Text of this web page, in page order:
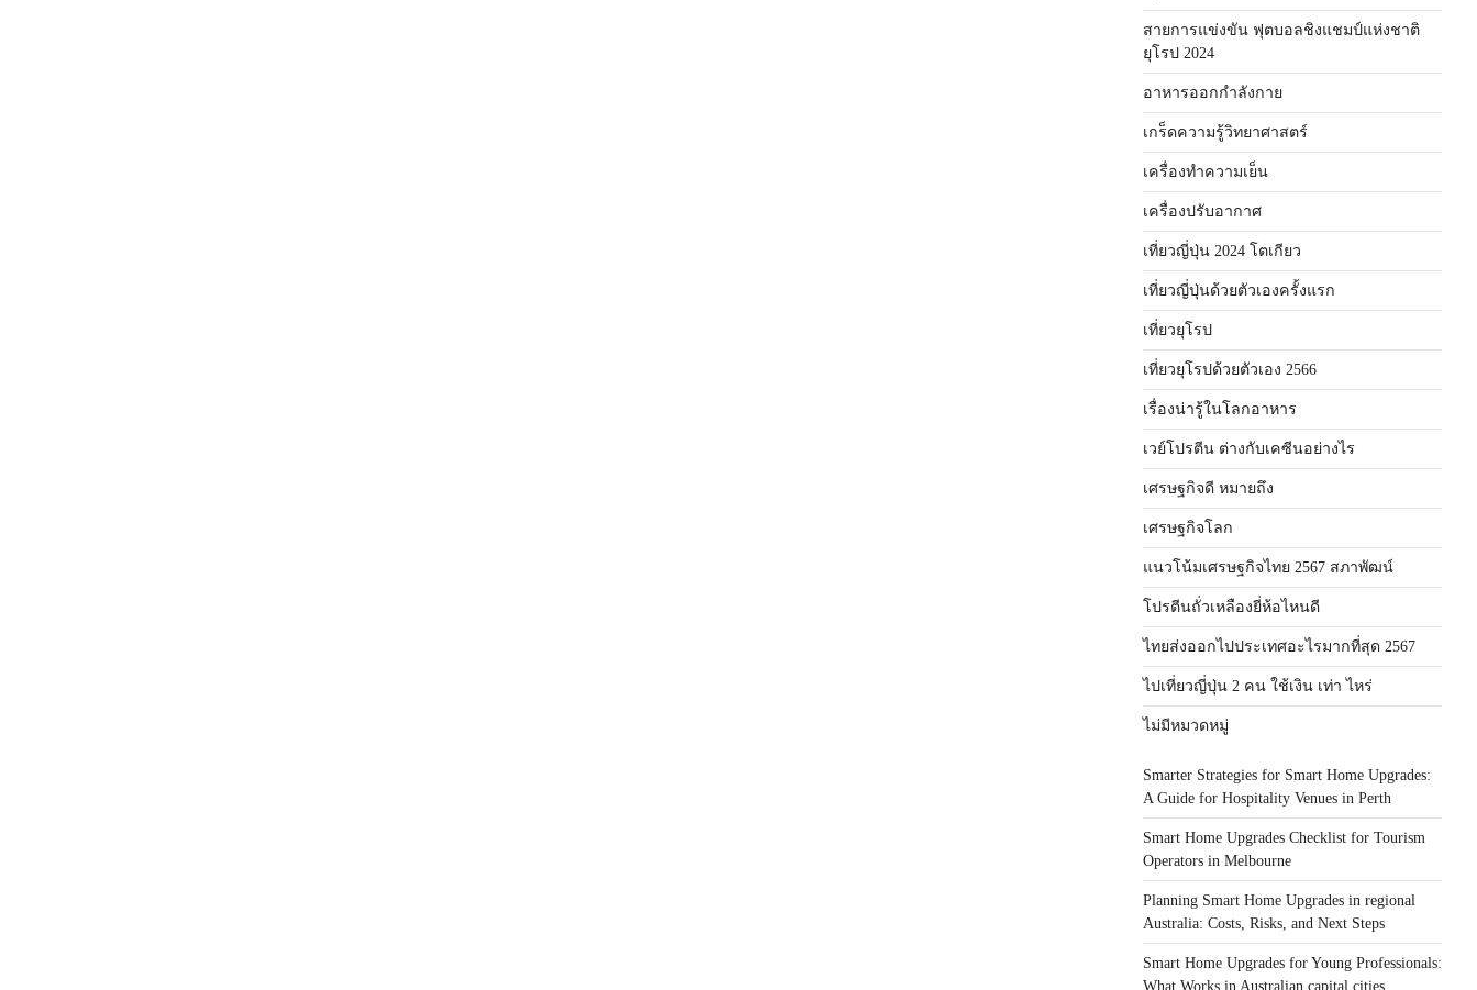
สายการแข่งขัน ฟุตบอลชิงแชมป์แห่งชาติ
ยุโรป 2024
อาหารออกกําลังกาย
เกร็ดความรู้วิทยาศาสตร์
เครื่องทำความเย็น
เครื่องปรับอากาศ
เที่ยวญี่ปุ่น 2024 โตเกียว
เที่ยวญี่ปุ่นด้วยตัวเองครั้งแรก
เที่ยวยุโรป
เที่ยวยุโรปด้วยตัวเอง 2566
เรื่องน่ารู้ในโลกอาหาร
เวย์โปรตีน ต่างกับเคซีนอย่างไร
เศรษฐกิจดี หมายถึง
เศรษฐกิจโลก
แนวโน้มเศรษฐกิจไทย 2567 สภาพัฒน์
โปรตีนถั่วเหลืองยี่ห้อไหนดี
ไทยส่งออกไปประเทศอะไรมากที่สุด 2567
ไปเที่ยวญี่ปุ่น 2 คน ใช้เงิน เท่า ไหร่
ไม่มีหมวดหมู่
Smarter Strategies for Smart Home Upgrades:
A Guide for Hospitality Venues in Perth
Smart Home Upgrades Checklist for Tourism
Operators in Melbourne
Planning Smart Home Upgrades in regional
Australia: Costs, Risks, and Next Steps
Smart Home Upgrades for Young Professionals:
What Works in Australian capital cities